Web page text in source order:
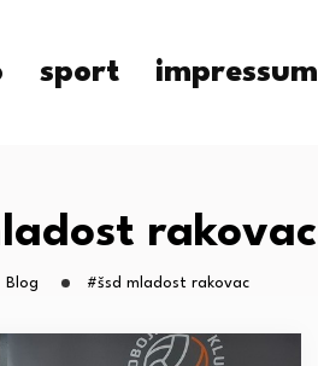
sport impressum
rakovac
Blog #šsd mladost rakovac